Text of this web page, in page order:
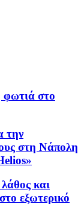
φωτιά στο
την
στη Νάπολη
και
εξωτερικό